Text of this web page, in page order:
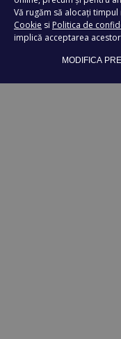
Vă rugăm să alocați
Cookie si Politica de
implică acceptarea
MODIFICA
Mesaj*